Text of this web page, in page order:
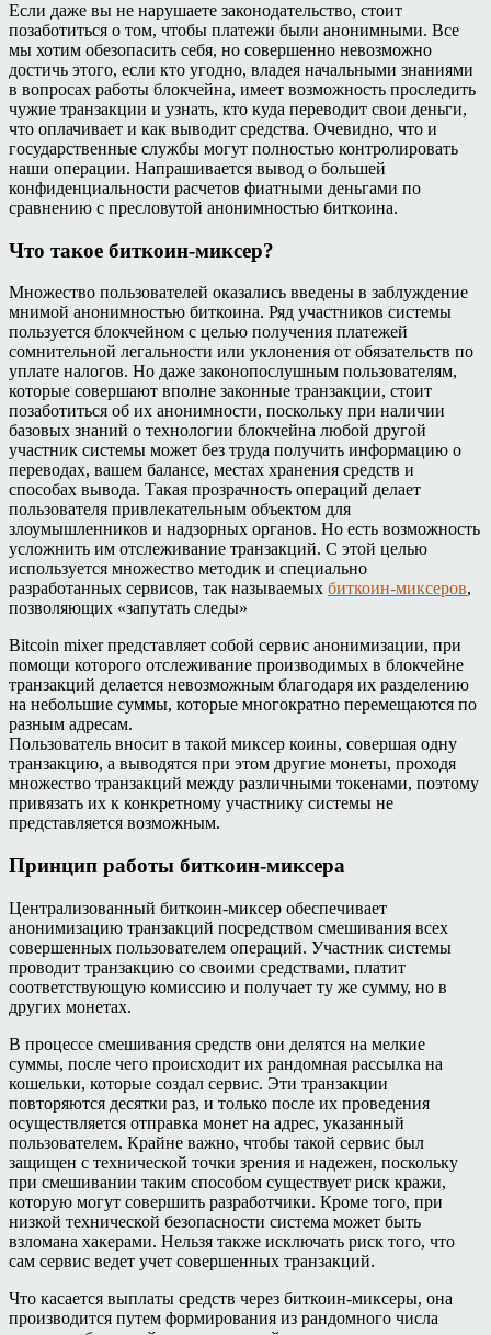
Если даже вы не нарушаете законодательство, стоит
позаботиться о том, чтобы платежи были анонимными. Все
мы хотим обезопасить себя, но совершенно невозможно
достичь этого, если кто угодно, владея начальными знаниями
в вопросах работы блокчейна, имеет возможность проследить
чужие транзакции и узнать, кто куда переводит свои деньги,
что оплачивает и как выводит средства. Очевидно, что и
государственные службы могут полностью контролировать
наши операции. Напрашивается вывод о большей
конфиденциальности расчетов фиатными деньгами по
сравнению с пресловутой анонимностью биткоина.
Что такое биткоин-миксер?
Множество пользователей оказались введены в заблуждение
мнимой анонимностью биткоина. Ряд участников системы
пользуется блокчейном с целью получения платежей
сомнительной легальности или уклонения от обязательств по
уплате налогов. Но даже законопослушным пользователям,
которые совершают вполне законные транзакции, стоит
позаботиться об их анонимности, поскольку при наличии
базовых знаний о технологии блокчейна любой другой
участник системы может без труда получить информацию о
переводах, вашем балансе, местах хранения средств и
способах вывода. Такая прозрачность операций делает
пользователя привлекательным объектом для
злоумышленников и надзорных органов. Но есть возможность
усложнить им отслеживание транзакций. С этой целью
используется множество методик и специально
разработанных сервисов, так называемых биткоин-миксеров,
позволяющих «запутать следы»
Bitcoin mixer представляет собой сервис анонимизации, при
помощи которого отслеживание производимых в блокчейне
транзакций делается невозможным благодаря их разделению
на небольшие суммы, которые многократно перемещаются по
разным адресам.
Пользователь вносит в такой миксер коины, совершая одну
транзакцию, а выводятся при этом другие монеты, проходя
множество транзакций между различными токенами, поэтому
привязать их к конкретному участнику системы не
представляется возможным.
Принцип работы биткоин-миксера
Централизованный биткоин-миксер обеспечивает
анонимизацию транзакций посредством смешивания всех
совершенных пользователем операций. Участник системы
проводит транзакцию со своими средствами, платит
соответствующую комиссию и получает ту же сумму, но в
других монетах.
В процессе смешивания средств они делятся на мелкие
суммы, после чего происходит их рандомная рассылка на
кошельки, которые создал сервис. Эти транзакции
повторяются десятки раз, и только после их проведения
осуществляется отправка монет на адрес, указанный
пользователем. Крайне важно, чтобы такой сервис был
защищен с технической точки зрения и надежен, поскольку
при смешивании таким способом существует риск кражи,
которую могут совершить разработчики. Кроме того, при
низкой технической безопасности система может быть
взломана хакерами. Нельзя также исключать риск того, что
сам сервис ведет учет совершенных транзакций.
Что касается выплаты средств через биткоин-миксеры, она
производится путем формирования из рандомного числа